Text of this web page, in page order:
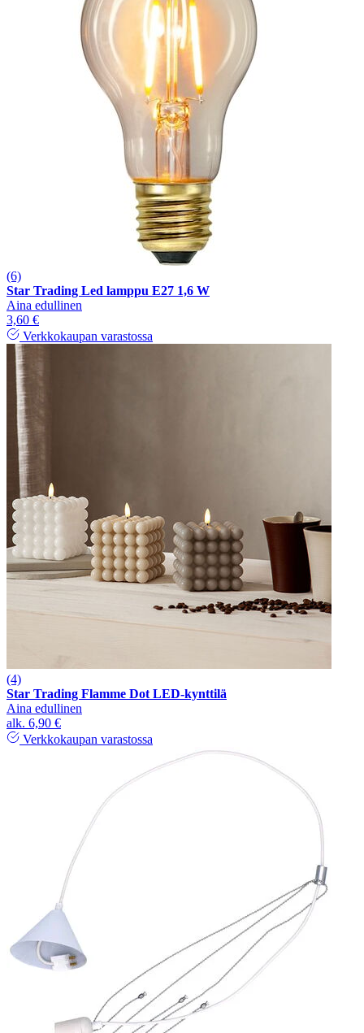
(6)
Star Trading Led lamppu E27 1,6 W
Aina edullinen
3,60 €
Verkkokaupan varastossa
(4)
Star Trading Flamme Dot LED-kynttilä
Aina edullinen
alk. 6,90 €
Verkkokaupan varastossa